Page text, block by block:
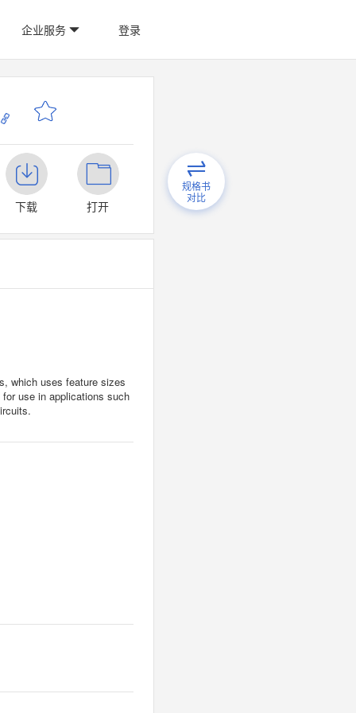
企业服务 登录
下载 打开
规格书
对比
which uses feature sizes
use in applications such